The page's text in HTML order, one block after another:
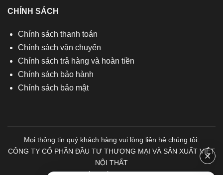
CHÍNH SÁCH
Chính sách thanh toán
Chính sách vận chuyển
Chính sách trả hàng và hoàn tiền
Chính sách bảo hành
Chính sách bảo mật
Mọi thông tin quý khách hàng vui lòng liên hệ chúng tôi:
CÔNG TY CỔ PHẦN ĐẦU TƯ THƯƠNG MẠI VÀ SẢN XUẤT VIỆT
NỘI THẤT